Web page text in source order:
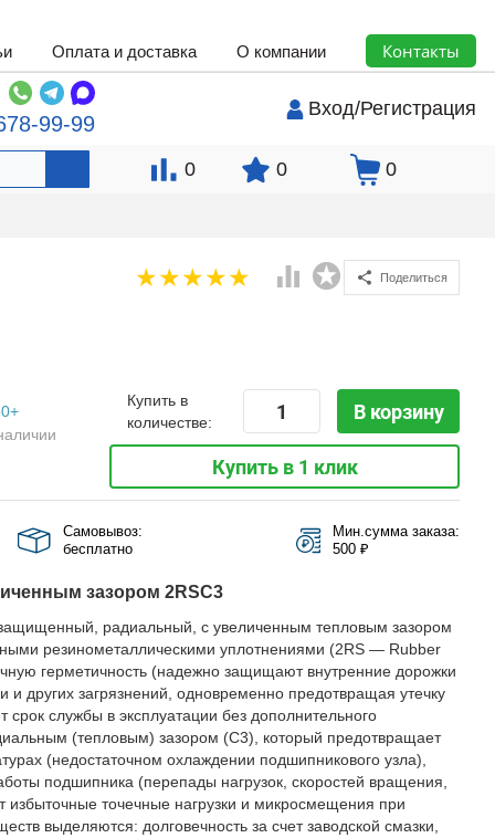
Оплата и доставка О компании Контакты
99-99
Вход/Регистрация
0 0 0
Поделиться
Купить в
количестве:
В корзину
Купить в 1 клик
Самовывоз:
бесплатно
Мин.сумма заказа:
500 ₽
зазором 2RSС3
радиальный, с увеличенным тепловым зазором
резинометаллическими уплотнениями (2RS — Rubber
герметичность (надежно защищают внутренние дорожки
и других загрязнений, одновременно предотвращая утечку
срок службы в эксплуатации без дополнительного
(тепловым) зазором (C3), который предотвращает
(недостаточном охлаждении подшипникового узла),
подшипника (перепады нагрузок, скоростей вращения,
избыточные точечные нагрузки и микросмещения при
выделяются: долговечность за счет заводской смазки,